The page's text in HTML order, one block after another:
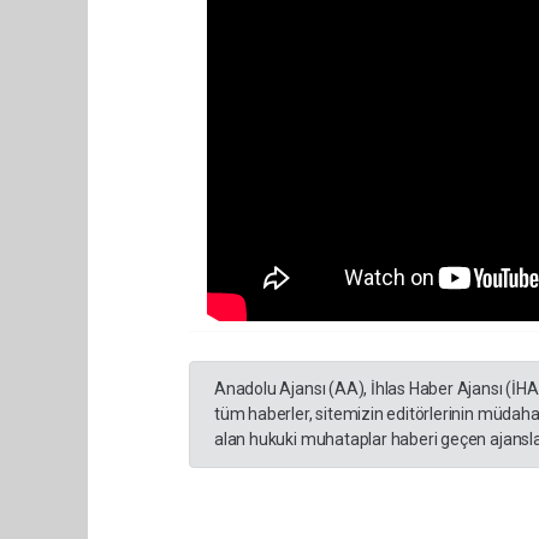
Anadolu Ajansı (AA), İhlas Haber Ajansı
tüm haberler, sitemizin editörlerinin
alan hukuki muhataplar haberi geçen